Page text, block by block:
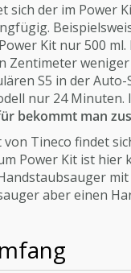
sich der im Power
Kit nur 500
Zentimeter
S5 in der
nur 24 Minuten.
bekommt man
Tineco findet
Power Kit ist
aber einen